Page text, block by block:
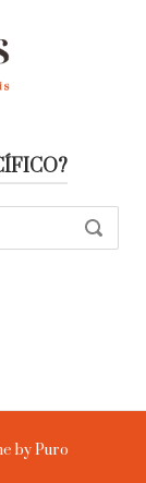
byPuro